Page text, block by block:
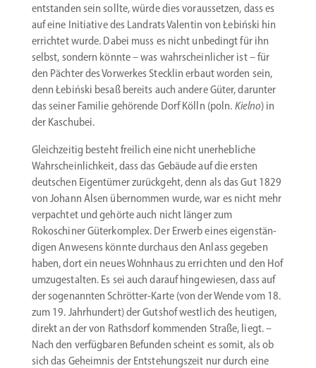
entstanden sein sollte, würde dies voraus­setzen, dass es
auf eine Initiative des Landrats Valentin von Łebiński hin
errichtet wurde. Dabei muss es nicht unbedingt für ihn
selbst, sondern könnte – was wahrschein­licher ist – für
den Pächter des Vorwerkes Stecklin erbaut worden sein,
denn Łebiński besaß bereits auch andere Güter, darunter
das seiner Familie gehörende Dorf Kölln (poln. Kielno) in
der Kaschubei.
Gleich­zeitig besteht freilich eine nicht unerheb­liche
Wahrschein­lichkeit, dass das Gebäude auf die ersten
deutschen Eigen­tümer zurückgeht, denn als das Gut 1829
von Johann Alsen übernommen wurde, war es nicht mehr
verpachtet und gehörte auch nicht länger zum
Rokoschiner Güter­komplex. Der Erwerb eines eigen­stän­
digen Anwesens könnte durchaus den Anlass gegeben
haben, dort ein neues Wohnhaus zu errichten und den Hof
umzuge­stalten. Es sei auch darauf hinge­wiesen, dass auf
der sogenannten Schrötter-Karte (von der Wende vom 18.
zum 19. Jahrhundert) der Gutshof westlich des heutigen,
direkt an der von Rathsdorf kommenden Straße, liegt. –
Nach den verfüg­baren Befunden scheint es somit, als ob
sich das Geheimnis der Entste­hungszeit nur durch eine